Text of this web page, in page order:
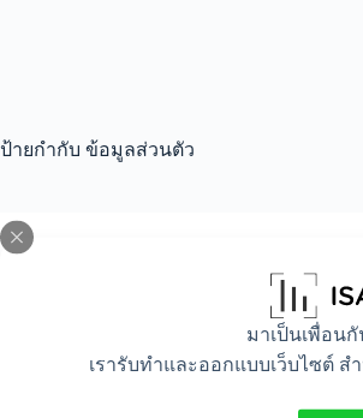
มาเป็นเพื่อน
เรารับทำและออกแบบเว็บไซต์
ป้ายกำกับ ข้อมูลส่วนตัว
5 พฤติกรรมเสี่ยงที่ทำให้ความปลอดภัยข